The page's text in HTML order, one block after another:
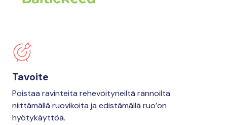
Tavoite
Poistaa ravinteita rehevöityneiltä rannoilta
niittämällä ruovikoita ja edistämällä ruo’on
hyötykäyttöä.